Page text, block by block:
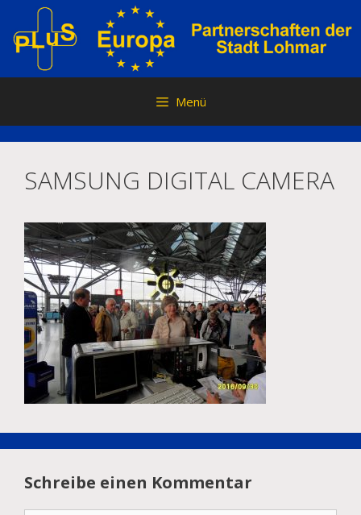
Inhalt
springen
Menü
SAMSUNG DIGITAL CAMERA
Schreibe einen Kommentar